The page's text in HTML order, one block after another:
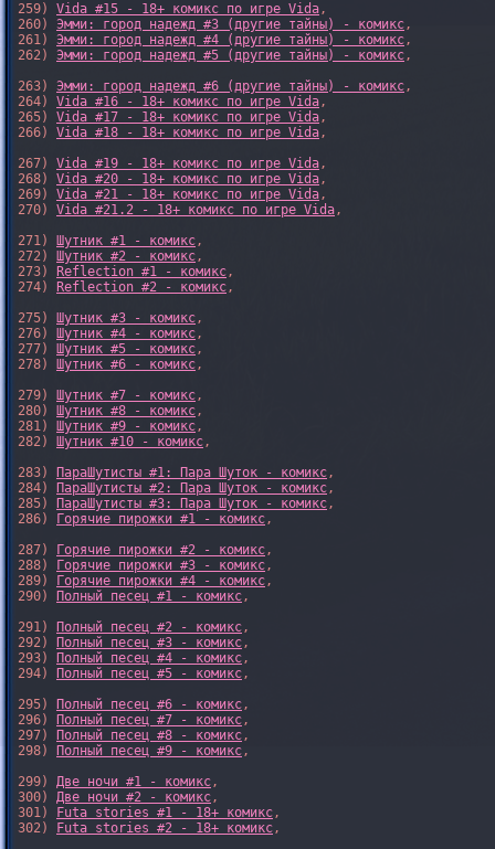
259) Vida #15 - 18+ комикс по игре Vida,
260) Эмми: город надежд #3 (другие тайны) - комикс,
261) Эмми: город надежд #4 (другие тайны) - комикс,
262) Эмми: город надежд #5 (другие тайны) - комикс,
263) Эмми: город надежд #6 (другие тайны) - комикс,
264) Vida #16 - 18+ комикс по игре Vida,
265) Vida #17 - 18+ комикс по игре Vida,
266) Vida #18 - 18+ комикс по игре Vida,
267) Vida #19 - 18+ комикс по игре Vida,
268) Vida #20 - 18+ комикс по игре Vida,
269) Vida #21 - 18+ комикс по игре Vida,
270) Vida #21.2 - 18+ комикс по игре Vida,
271) Шутник #1 - комикс,
272) Шутник #2 - комикс,
273)
Reflection #1 - комикс,
274)
Reflection #2 - комикс,
275) Шутник #3 - комикс,
276) Шутник #4 - комикс,
277) Шутник #5 - комикс,
278) Шутник #6 - комикс,
279) Шутник #7 - комикс,
280) Шутник #8 - комикс,
281) Шутник #9 - комикс,
282) Шутник #10 - комикс,
283)
ПараШутисты #1: Пара Шуток - комикс,
284)
ПараШутисты #2: Пара Шуток - комикс,
285)
ПараШутисты #3: Пара Шуток - комикс,
286)
Горячие пирожки #1 - комикс,
287)
Горячие пирожки #2 - комикс,
288)
Горячие пирожки #3 - комикс,
289)
Горячие пирожки #4 - комикс,
290)
Полный песец #1 - комикс,
291)
Полный песец #2 - комикс,
292)
Полный песец #3 - комикс,
293)
Полный песец #4 - комикс,
294)
Полный песец #5 - комикс,
295)
Полный песец #6 - комикс,
296)
Полный песец #7 - комикс,
297)
Полный песец #8 - комикс,
298)
Полный песец #9 - комикс,
299) Две ночи #1 - комикс,
300) Две ночи #2 - комикс,
301)
Futa stories #1 - 18+ комикс,
302)
Futa stories #2 - 18+ комикс,